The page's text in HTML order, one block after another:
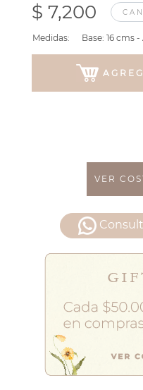
$ 7,200
Medidas: Base: 16 cms
VER